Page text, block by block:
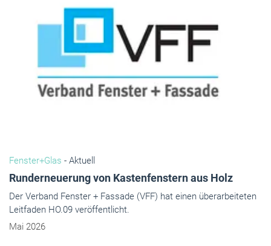
Fenster+Glas - Aktuell
Runderneuerung von Kastenfenstern aus Holz
Der Verband Fenster + Fassade (VFF) hat einen überarbeiteten
Leitfaden HO.09 veröffentlicht.
Mai 2026